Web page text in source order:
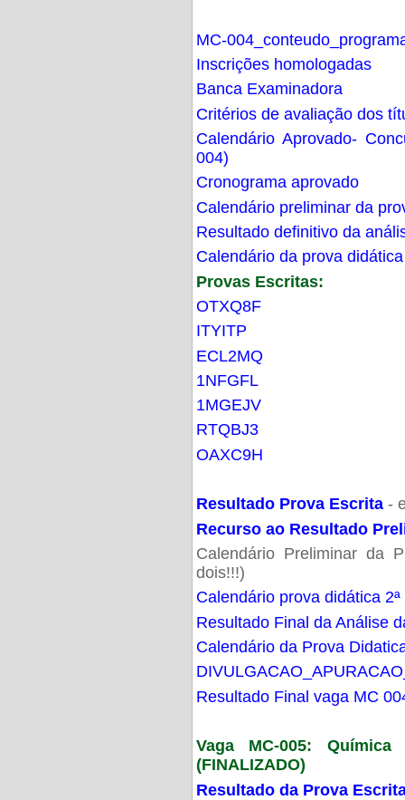
MC-
Inscrições homologadas
Banca Examinadora
Critérios de avaliação dos
Calendário Aprovado-
004)
Cronograma aprovado
Calendário preliminar da
Resultado definitivo da
Calendário da prova didática
Provas Escritas:
OTXQ8F
ITYITP
ECL2MQ
1NFGFL
1MGEJV
RTQBJ3
OAXC9H
Resultado Prova Escrita -
Recurso ao Resultado
Calendário Preliminar da
dois!!!)
Calendário prova didática
Resultado Final da Análise
Calendário da Prova
Resultado Final vaga MC
Vaga MC-005:
(FINALIZADO)
Resultado da Prova